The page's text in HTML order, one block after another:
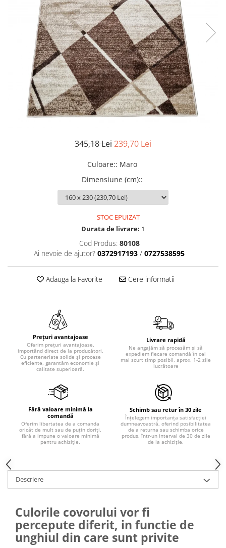
345,18 Lei239,70 Lei
Culoare:: Maro
Dimensiune (cm)::
STOC EPUIZAT
Durata de livrare: 1
Cod Produs: 80108
Ai nevoie de ajutor? 0372917193 / 0727538595
Adauga la Favorite Cere informatii
Prețuri avantajoase
Oferim prețuri avantajoase,
importând direct de la producători.
Cu parteneriate solide și procese
eficiente, garantăm economie și
calitate superioară.
Livrare rapidă
Ne angajăm să procesăm și să
expediem fiecare comandă în cel
mai scurt timp posibil, aprox. 1-2 zile
lucrătoare
Fără valoare minimă la
comandă
Oferim libertatea de a comanda
oricât de mult sau de puțin doriți,
fără a impune o valoare minimă
pentru achiziție.
Schimb sau retur în 30 zile
Înțelegem importanța satisfacției
dumneavoastră, oferind posibilitatea
de a returna sau schimba orice
produs, într-un interval de 30 de zile
de la achiziție.
Descriere
Culorile covorului vor fi
percepute diferit, in functie de
unghiul din care sunt privite